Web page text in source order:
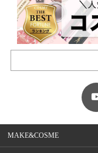
MAKE&COSME